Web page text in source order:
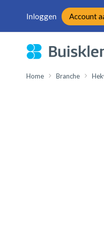
Inloggen Account
Ga
naar
inhoud
Home Branche